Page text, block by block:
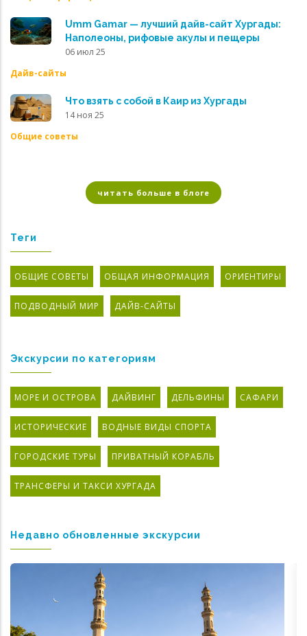
Umm Gamar — лучший дайв-сайт Хургады:
Наполеоны, рифовые акулы и пещеры
06 июл 25
Дайв-сайты
Что взять с собой в Каир из Хургады
14 ноя 25
Общие советы
читать больше в блоге
Теги
ОБЩИЕ СОВЕТЫ ОБЩАЯ ИНФОРМАЦИЯ ОРИЕНТИРЫ
ПОДВОДНЫЙ МИР ДАЙВ-САЙТЫ
Экскурсии по категориям
МОРЕ И ОСТРОВА ДАЙВИНГ ДЕЛЬФИНЫ САФАРИ
ИСТОРИЧЕСКИЕ ВОДНЫЕ ВИДЫ СПОРТА
ГОРОДСКИЕ ТУРЫ ПРИВАТНЫЙ КОРАБЛЬ
ТРАНСФЕРЫ И ТАКСИ ХУРГАДА
Недавно обновленные экскурсии